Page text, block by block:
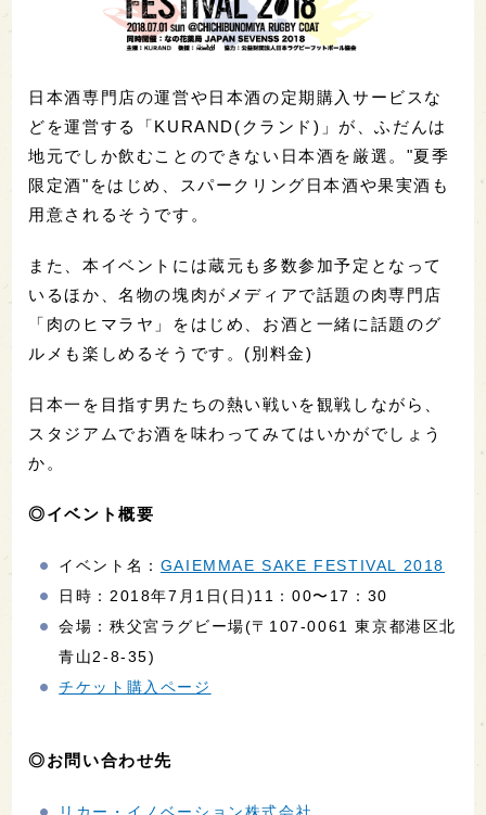
日本酒専門店の運営や日本酒の定期購入サービスな
どを運営する「KURAND(クランド)」が、ふだんは
地元でしか飲むことのできない日本酒を厳選。"夏季
限定酒"をはじめ、スパークリング日本酒や果実酒も
用意されるそうです。
また、本イベントには蔵元も多数参加予定となって
いるほか、名物の塊肉がメディアで話題の肉専門店
「肉のヒマラヤ」をはじめ、お酒と一緒に話題のグ
ルメも楽しめるそうです。(別料金)
日本一を目指す男たちの熱い戦いを観戦しながら、
スタジアムでお酒を味わってみてはいかがでしょう
か。
◎イベント概要
イベント名： GAIEMMAE SAKE FESTIVAL 2018
日時：2018年7月1日(日)11：00〜17：30
会場：秩父宮ラグビー場(〒107-0061 東京都港区北
青山2-8-35)
チケット購入ページ
◎お問い合わせ先